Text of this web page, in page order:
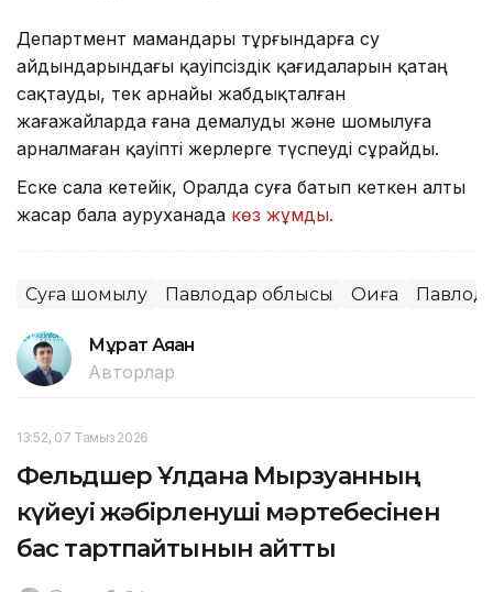
Департмент мамандары тұрғындарға су
айдындарындағы қауіпсіздік қағидаларын қатаң
сақтауды, тек арнайы жабдықталған
жағажайларда ғана демалуды және шомылуға
арналмаған қауіпті жерлерге түспеуді сұрайды.
Еске сала кетейік, Оралда суға батып кеткен алты
жасар бала ауруханада көз жұмды.
Суға шомылу Павлодар облысы Оқиға
Мұрат Аяған
Авторлар
13:52, 07 Тамыз 2026
Фельдшер Ұлдана Мырзуанның
күйеуі жәбірленуші мәртебесінен
бас тартпайтынын айтты